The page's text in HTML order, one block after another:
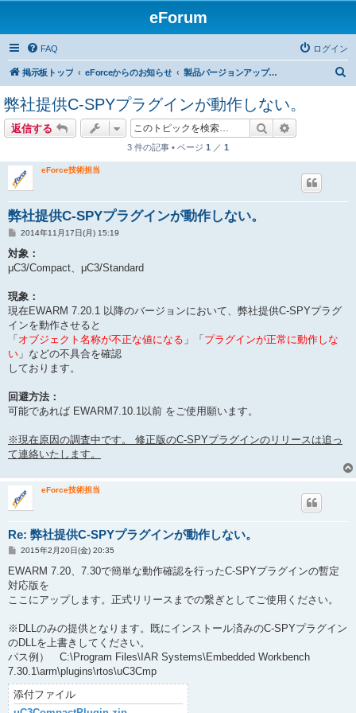
eForum
FAQ ログイン
掲示板トップ eForceからのお知らせ 製品バージョンアップ ／ 不具合情報
弊社提供C-SPYプラグインが動作しない。
返信する 検索
3 件の記事 • ページ 1 ／ 1
eForce技術担当
弊社提供C-SPYプラグインが動作しない。
投
記
事
2014年11月17日(月) 15:19
対象：
μC3/Compact、μC3/Standard
現象：
現在EWARM 7.20.1 以降のバージョンにおいて、弊社提供C-SPYプラグ
インを動作させると
「 オブジェクト名称が不正な値になる 」「 プラグインが正常に動作しな
い 」などの不具合を確認
しております。
回避方法：
可能であれば EWARM7.10.1以前 をご使用願います。
※現在原因の調査中です。 修正版のC-SPYプラグインのリリースは追っ
て連絡いたします。
eForce技術担当
Re: 弊社提供C-SPYプラグインが動作しない。
投
記
2015年2月20日(金) 20:35
EWARM 7.20、7.30で簡単な動作確認を行ったC-SPYプラグインの暫定
対応版を
ここにアップします。正式リリースまでの繋ぎとしてご使用ください。
※DLLのみの提供となります。既にインストール済みのC-SPYプラグイン
のDLLを上書きしてください。
パス例） C:\Program Files\IAR Systems\Embedded Workbench
7.30.1\arm\plugins\rtos\uC3Cmp
添付ファイル